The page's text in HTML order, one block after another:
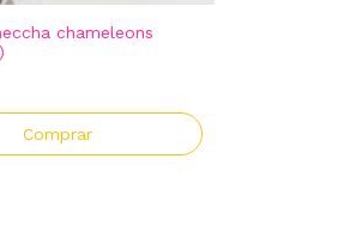
chameleons